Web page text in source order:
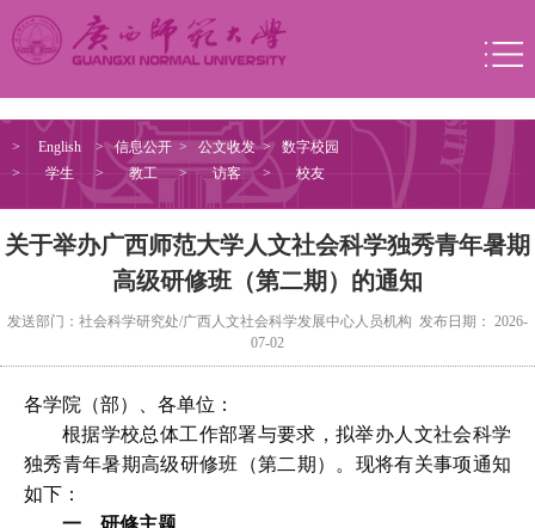
> English > 信息公开 > 公文收发 > 数字校园
>
学生 > 教工 > 访客 > 校友
关于举办广西师范大学人文社会科学独秀青年暑期
高级研修班（第二期）的通知
发送部门：社会科学研究处/广西人文社会科学发展中心人员机构 发布日期： 2026-
07-02
各学院（部）、各单位：
根据学校总体工作部署与要求，拟举办人文社会科学
独秀青年暑期高级研修班（第二期）。现将有关事项通知
如下：
一、研修主题